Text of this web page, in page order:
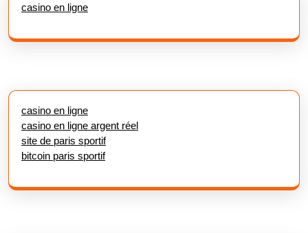
casino en ligne
casino en ligne
casino en ligne argent réel
site de paris sportif
bitcoin paris sportif